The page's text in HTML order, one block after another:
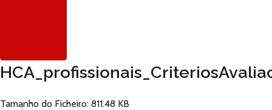
Tamanho do Ficheiro: 811.48 KB